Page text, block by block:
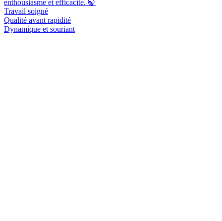
enthousiasme et efficacité. 🍃
Travail soigné
Qualité avant rapidité
Dynamique et souriant